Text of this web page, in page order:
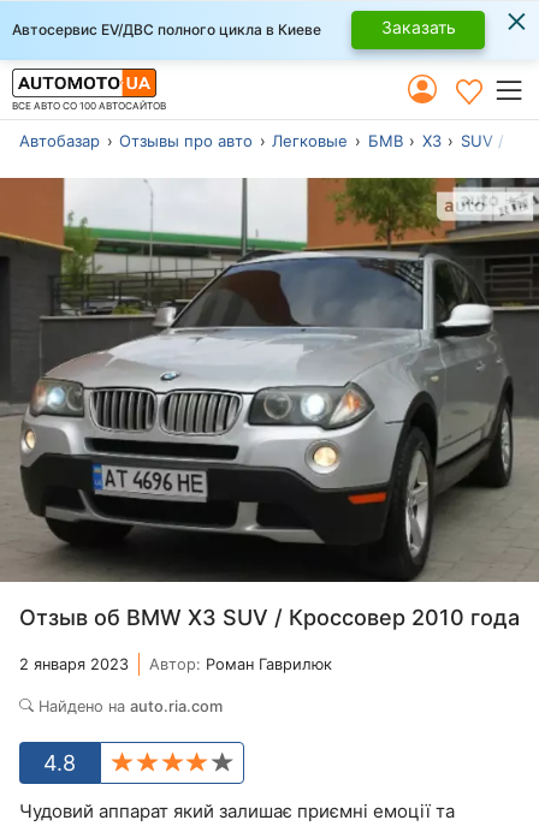
Автосервис EV/ДВС полного цикла в Киеве Заказать ×
ВСЕ АВТО СО 100 АВТОСАЙТОВ
Автобазар Отзывы про авто Легковые БМВ Х3 SUV /
Отзыв об BMW X3 SUV / Кроссовер 2010 года
2 января 2023 Автор: Роман Гаврилюк
Найдено на auto.ria.com
4.8
Чудовий аппарат який залишає приємні емоції та